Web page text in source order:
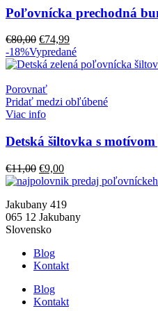
Poľovnícka prechodná
€80,00 Pôvodná
cena
bola:
€74,99Aktuálna
cena
je:
-18%Vypredané
Porovnať
Pridať medzi obľúbené
Viac info
Detská šiltovka s motívom
€11,00 Pôvodná
cena
€11,00.
€9,00Aktuálna
cena
€9,00.
Jakubany 419
065 12 Jakubany
Slovensko
Blog
Kontakt
Blog
Kontakt